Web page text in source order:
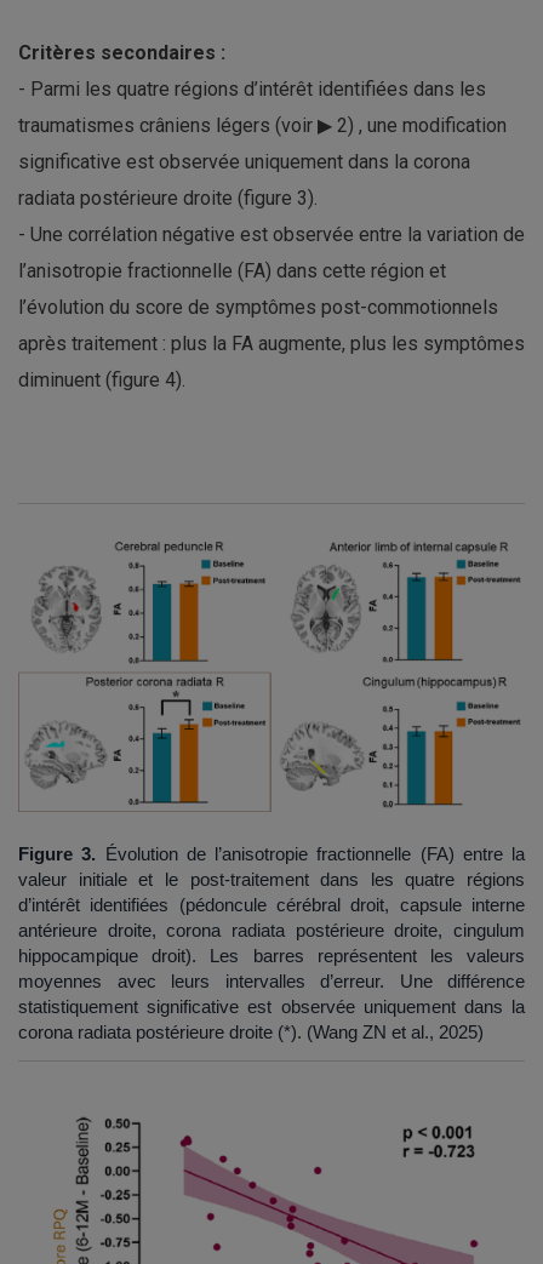
Critères secondaires :
- Parmi les quatre régions d’intérêt identifiées dans les
traumatismes crâniens légers (voir ▶ 2) , une modification
significative est observée uniquement dans la corona
radiata postérieure droite (figure 3).
- Une corrélation négative est observée entre la variation de
l’anisotropie fractionnelle (FA) dans cette région et
l’évolution du score de symptômes post-commotionnels
après traitement : plus la FA augmente, plus les symptômes
diminuent (figure 4).
Figure 3. Évolution de l’anisotropie fractionnelle (FA) entre la
valeur initiale et le post-traitement dans les quatre régions
d’intérêt identifiées (pédoncule cérébral droit, capsule interne
antérieure droite, corona radiata postérieure droite, cingulum
hippocampique droit). Les barres représentent les valeurs
moyennes avec leurs intervalles d’erreur. Une différence
statistiquement significative est observée uniquement dans la
corona radiata postérieure droite (*). (Wang ZN et al., 2025)